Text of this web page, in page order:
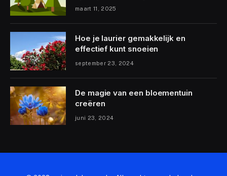
maart 11, 2025
Hoe je laurier gemakkelijk en
effectief kunt snoeien
september 23, 2024
De magie van een bloementuin
creëren
juni 23, 2024